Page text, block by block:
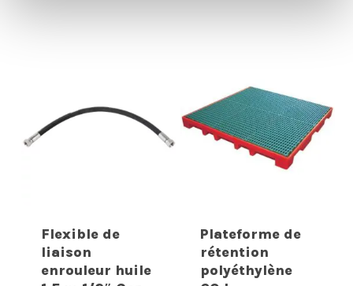
Flexible de
liaison
enrouleur huile
Plateforme de
rétention
polyéthylène